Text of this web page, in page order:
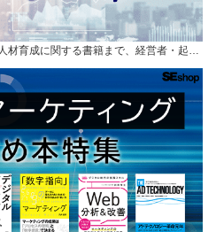
材育成に関する書籍まで、経営者・起…